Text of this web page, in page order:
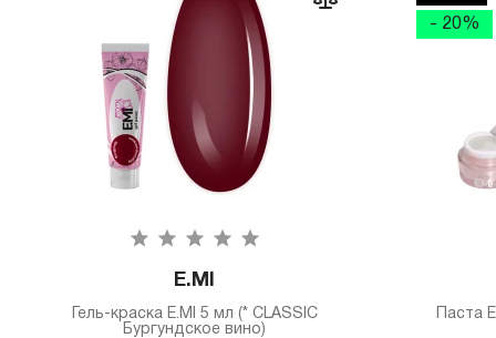
E.MI
Гель-краска E.MI 5 мл (* CLASSIC
Бургундское вино)
- 20%
Паста